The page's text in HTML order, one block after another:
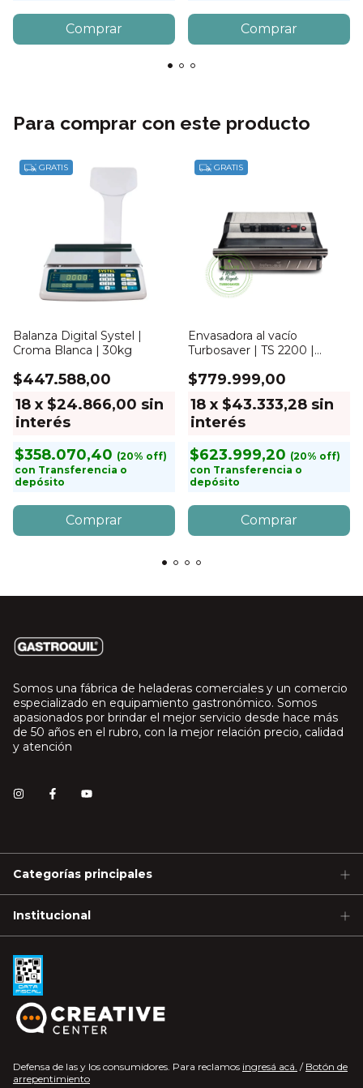
Para comprar con este producto
GRATIS
Balanza Digital Systel |
Croma Blanca | 30kg
$447.588,00
18 x $24.866,00 sin
interés
$358.070,40
con Transferencia o
depósito
GRATIS
Envasadora al vacío
Turbosaver | TS 2200 |
$779.999,00
18 x $43.333,28 sin
interés
$623.999,20
con Transferencia o
depósito
Somos una fábrica de heladeras comerciales y un comercio
especializado en equipamiento gastronómico. Somos
apasionados por brindar el mejor servicio desde hace más
de 50 años en el rubro, con la mejor relación precio, calidad
y atención
Categorías principales
Institucional
Defensa de las y los consumidores. Para reclamos ingresá acá. / Botón de
arrepentimiento